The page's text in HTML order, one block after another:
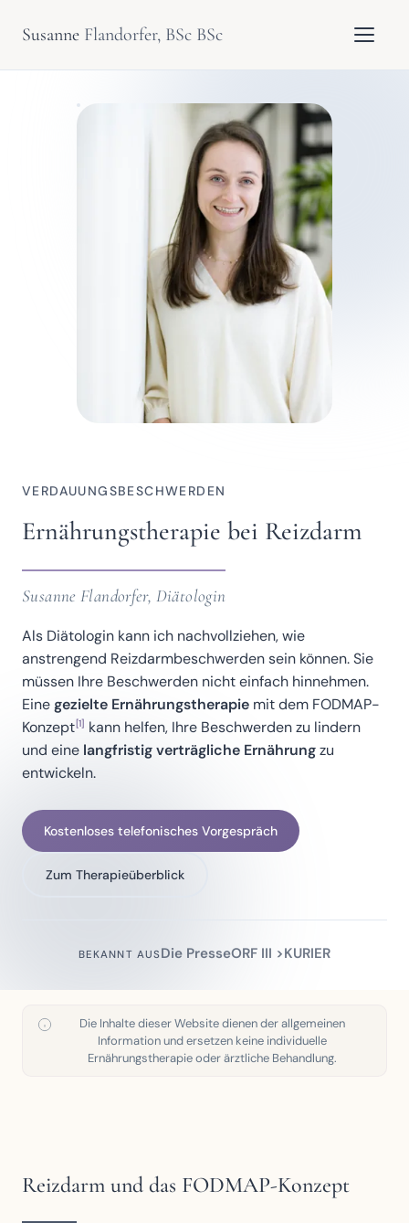
Susanne Flandorfer, BSc BSc
VERDAUUNGSBESCHWERDEN
Ernährungstherapie bei Reizdarm
Susanne Flandorfer, Diätologin
Als Diätologin kann ich nachvollziehen, wie
anstrengend Reizdarmbeschwerden sein können. Sie
müssen Ihre Beschwerden nicht einfach hinnehmen.
Einegezielte Ernährungstherapie mit dem FODMAP-
Konzept[1] kann helfen, Ihre Beschwerden zu lindern
und eine langfristig verträgliche Ernährungzu
entwickeln.
Kostenloses telefonisches Vorgespräch
Zum Therapieüberblick
BEKANNT AUSDie PresseORF III >KURIER
Die Inhalte dieser Website dienen der allgemeinen
Information und ersetzen keine individuelle
Ernährungstherapie oder ärztliche Behandlung.
Reizdarm und das FODMAP-Konzept